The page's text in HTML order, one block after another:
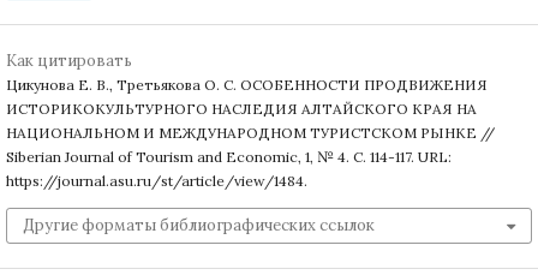
Как цитировать
Цикунова Е. В., Третьякова О. С. ОСОБЕННОСТИ ПРОДВИЖЕНИЯ
ИСТОРИКОКУЛЬТУРНОГО НАСЛЕДИЯ АЛТАЙСКОГО КРАЯ НА
НАЦИОНАЛЬНОМ И МЕЖДУНАРОДНОМ ТУРИСТСКОМ РЫНКЕ //
Siberian Journal of Tourism and Economic, 1, № 4. С. 114-117. URL:
https://journal.asu.ru/st/article/view/1484.
Другие форматы библиографических ссылок